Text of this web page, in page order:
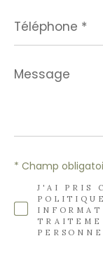
*
Message
*
J'AI PRIS
* Champ